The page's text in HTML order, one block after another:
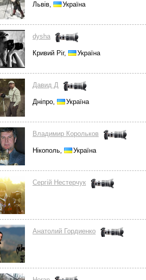
Львів, Україна
dysha
Кривий Ріг, Україна
Давид Д
Дніпро, Україна
Владимир Корольков
Нікополь, Україна
Сергій Нестерчук
Анатолий Гордиенко